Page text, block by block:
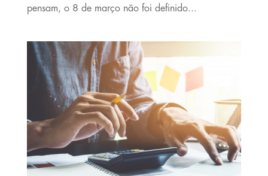
pensam, o 8 de março não foi definido...